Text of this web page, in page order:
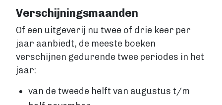
Verschijningsmaanden
Of een uitgeverij nu twee of drie keer per
jaar aanbiedt, de meeste boeken
verschijnen gedurende twee periodes in het
jaar:
van de tweede helft van augustus t/m